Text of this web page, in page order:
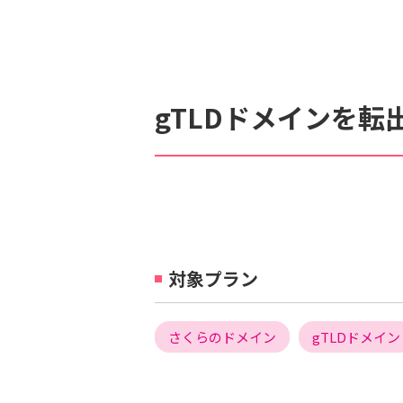
個人情報保護のため、お名前や連絡先、会員IDを入力しないでください。
gTLDドメインを転
対象プラン
さくらのドメイン gTLDドメイン